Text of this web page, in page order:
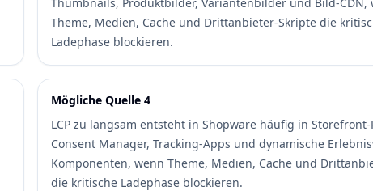
Theme, Medien, Cache und Drittanbieter-Skripte die
Ladephase blockieren.
Mögliche Quelle 4
LCP zu langsam entsteht in Shopware häufig in
Consent Manager, Tracking-Apps und dynamische
Komponenten, wenn Theme, Medien, Cache und
die kritische Ladephase blockieren.